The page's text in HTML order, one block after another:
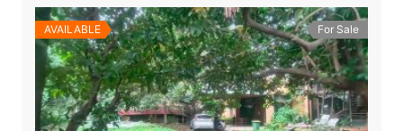
AVAILABLE For Sale